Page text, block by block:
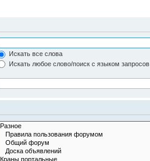
Искать все слова
Искать любое слово/поиск с языком запросов